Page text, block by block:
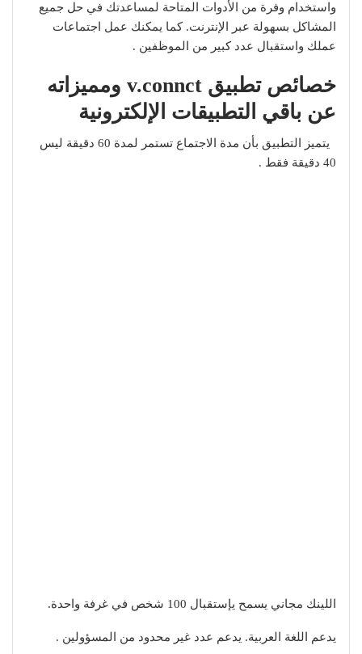
واستخدام وفرة من الأدوات المتاحة لمساعدتك في حل جميع
المشاكل بسهولة عبر الإنترنت. كما يمكنك عمل اجتماعات
عملك واستقبال عدد كبير من الموظفين .
خصائص
تطبيق v.connct ومميزاته
عن باقي التطبيقات الإلكترونية
يتميز التطبيق بأن مدة الاجتماع تستمر لمدة 60 دقيقة ليس
40 دقيقة فقط .
اللينك مجاني يسمح يإستقبال 100 شخص في غرفة واحدة.
يدعم اللغة العربية. يدعم عدد غير محدود من المسؤولين .